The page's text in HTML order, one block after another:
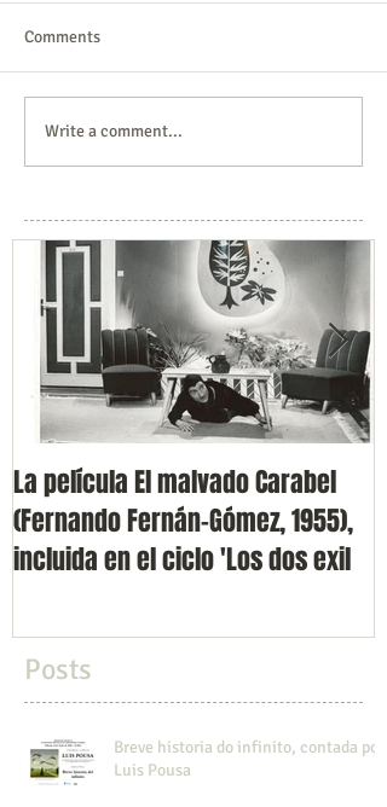
Comments
Write a comment...
La película El malvado Carabel
(Fernando Fernán-Gómez, 1955),
incluida en el ciclo 'Los dos exil
Posts
Breve historia do infinito, contada por
Luis Pousa